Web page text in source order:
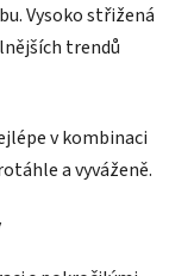
Vysoko střižená
trendů
v kombinaci
a vyváženě.